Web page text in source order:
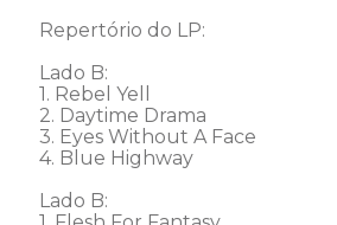
Repertório do LP:
Lado B:
1. Rebel Yell
2. Daytime Drama
3. Eyes Without A Face
4. Blue Highway
Lado B: